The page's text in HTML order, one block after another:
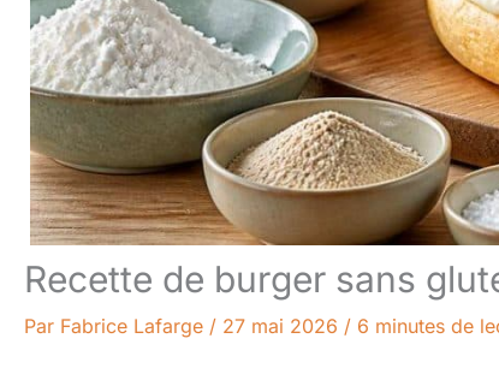
Recette de burger sans
Par Fabrice Lafarge / 27 mai 2026 / 6 minutes de